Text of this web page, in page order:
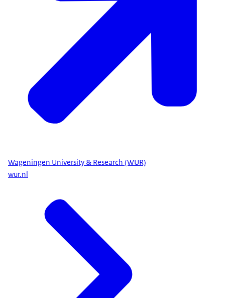
Wageningen University & Research (WUR)
wur.nl